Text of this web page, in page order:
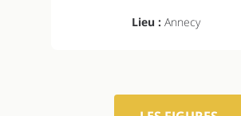
Lieu : Annecy